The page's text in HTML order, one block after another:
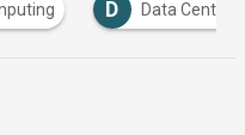
Data Center D Digital